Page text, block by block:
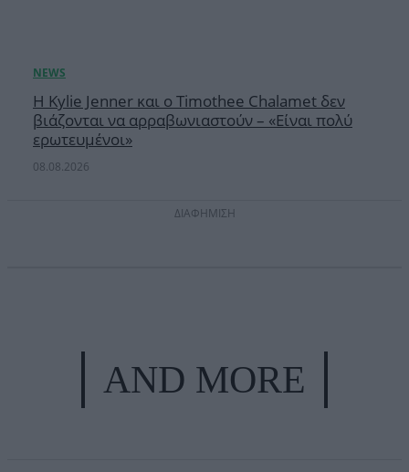
Η Kylie Jenner και ο Timothee Chalamet δεν
βιάζονται να αρραβωνιαστούν – «Είναι πολύ
ερωτευμένοι»
08.08.2026
ΔΙΑΦΗΜΙΣΗ
AND MORE